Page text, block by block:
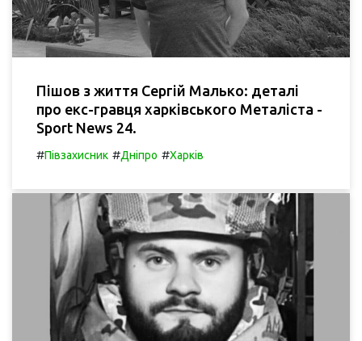
Пішов з життя Сергій Малько: деталі
про екс-гравця харківського Металіста -
Sport News 24.
#Півзахисник #Дніпро #Харків